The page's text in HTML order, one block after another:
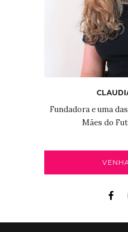
Fundadora e uma
Mães do